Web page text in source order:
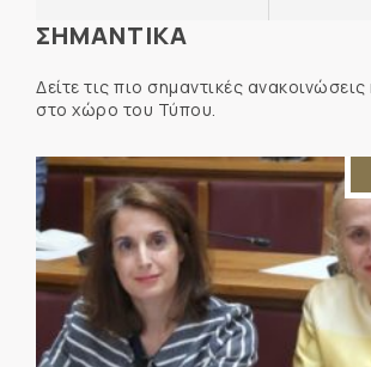
ΣΗΜΑΝΤΙΚΑ
Δείτε τις πιο σημαντικές ανακοινώσεις
στο χώρο του Τύπου.